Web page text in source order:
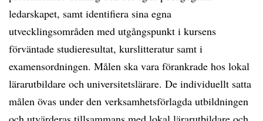
ledarskapet, samt identifiera sina egna
utvecklingsområden med utgångspunkt i kursens
förväntade studieresultat, kurslitteratur samt i
examensordningen. Målen ska vara förankrade hos lokal
lärarutbildare och universitetslärare. De individuellt satta
målen övas under den verksamhetsförlagda utbildningen